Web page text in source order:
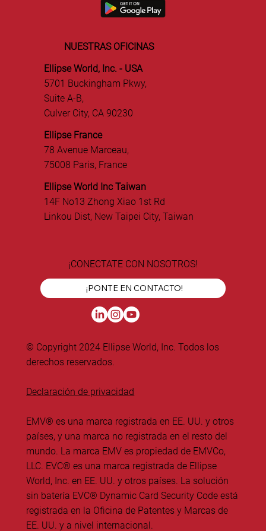
NUESTRAS OFICINAS
Ellipse World, Inc. - USA
5701 Buckingham Pkwy,
Suite A-B,
Culver City, CA 90230
Ellipse France
78 Avenue Marceau,
75008 Paris, France
Ellipse World Inc Taiwan
14F No13 Zhong Xiao 1st Rd
Linkou Dist, New Taipei City, Taiwan
¡CONECTATE CON NOSOTROS!
¡PONTE EN CONTACTO!
© Copyright 2024 Ellipse World, Inc. Todos los
derechos reservados.
Declaración de privacidad
EMV® es una marca registrada en EE. UU. y otros
países, y una marca no registrada en el resto del
mundo. La marca EMV es propiedad de EMVCo,
LLC. EVC® es una marca registrada de Ellipse
World, Inc. en EE. UU. y otros países. La solución
sin batería EVC® Dynamic Card Security Code está
registrada en la Oficina de Patentes y Marcas de
EE. UU. y a nivel internacional.